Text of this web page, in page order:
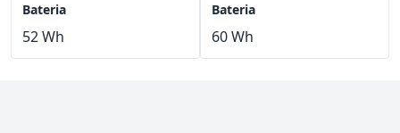
Bateria
52 Wh
Bateria
60 Wh